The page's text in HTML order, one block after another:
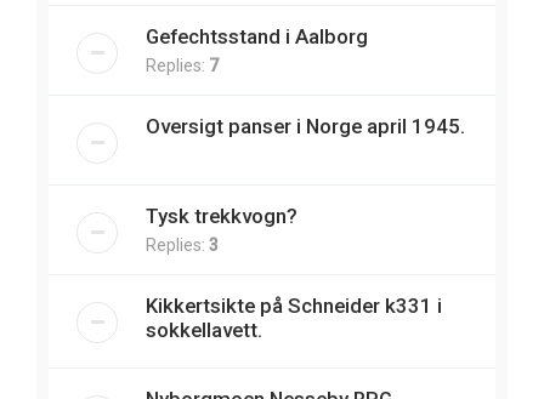
Gefechtsstand i Aalborg
Replies: 7
Oversigt panser i Norge april 1945.
Tysk trekkvogn?
Replies: 3
Kikkertsikte på Schneider k331 i
sokkellavett.